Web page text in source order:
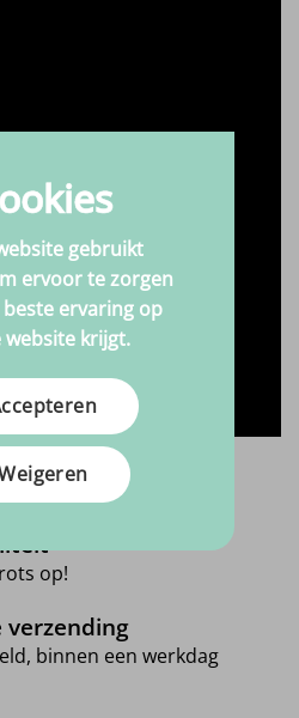
op!
binnen een werkdag
gebruikt
ervoor te zorgen
ervaring op
website krijgt.